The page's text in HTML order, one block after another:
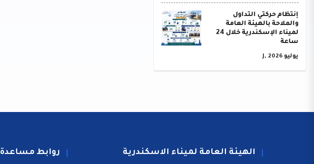
إنتظام حركتي التداول
والملاحة بالهيئة العامة
لميناء الإسكندرية خلال 24
ساعة
يوليو J, 2026
الهيئة العامة لميناء الاسكندرية روابط مساعدة